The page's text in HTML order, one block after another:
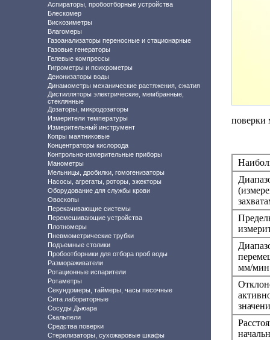
Аспираторы, пробоотборные устройства
Блескомер
Вискозиметры
Влагомеры
Газоанализаторы переносные и стационарные
Газовые генераторы
Гелевые компрессы
Гигрометры и психрометры
Деионизаторы воды
Динамометры механические растяжения, сжатия
Дистилляторы электрические, мембранные,
стеклянные
Дозаторы, микродозаторы
Измерители температуры
Измерительный инструмент
Копры маятниковые
Концентраторы кислорода
Контрольно-измерительные приборы
Манометры
Мельницы, дробилки, гомогенизаторы
Насосы, агрегаты, роторы, эжекторы
Оборудование для службы крови
Овоскопы
Перекачивающие системы
Перемешивающие устройства
Плотномеры
Пневмометрические трубки
Подъемные столики
Пробоотборники для отбора проб воды
Размораживатели
Ротационные испарители
Ротаметры
Секундомеры, таймеры, часы песочные
Сита лабораторные
Сосуды Дьюара
Скальпели
Средства поверки
Стерилизаторы, сухожаровые шкафы
поверки
мм/мин